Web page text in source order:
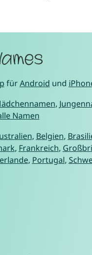
fürAndroid und
,
Namen
, Belgien,
, Frankreich,
, Portugal,